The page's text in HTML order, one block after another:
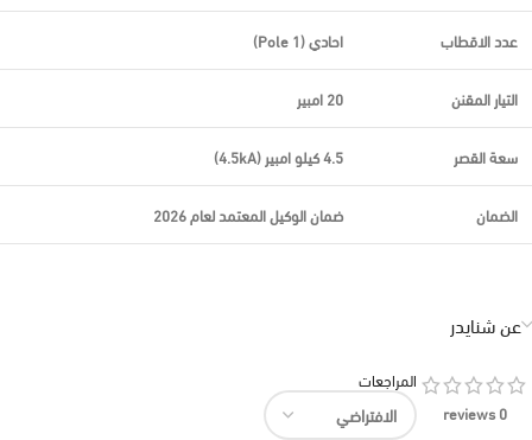
عدد الاقطاب احادي (1 Pole)
التيار المقنن 20 امبير
سعة القصر 4.5 كيلو امبير (4.5kA)
الضمان ضمان الوكيل المعتمد لعام 2026
عن شنايدر
0 reviews
المراجعات